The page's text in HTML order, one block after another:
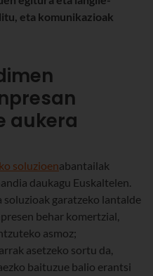
eta komunikazioak
aukera
soluzioenabantailak
daukagu Euskaltelen.
garatzeko lantalde
behar komertzial,
asmoz;
asetzeko sortu da,
baituzue balio erantsi